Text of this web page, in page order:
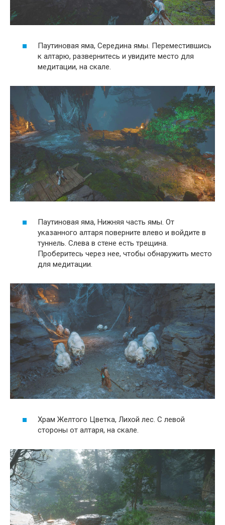
Паутиновая яма, Середина ямы. Переместившись
к алтарю, развернитесь и увидите место для
медитации, на скале.
Паутиновая яма, Нижняя часть ямы. От
указанного алтаря поверните влево и войдите в
туннель. Слева в стене есть трещина.
Проберитесь через нее, чтобы обнаружить место
для медитации.
Храм Желтого Цветка, Лихой лес. С левой
стороны от алтаря, на скале.